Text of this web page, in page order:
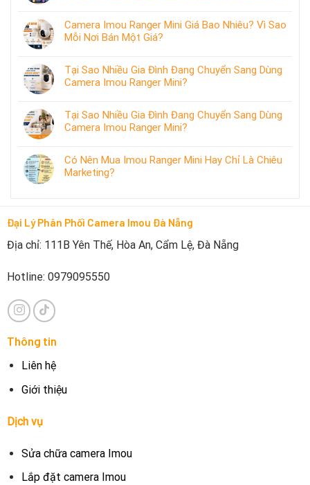
Camera Imou Ranger Mini Giá Bao Nhiêu? Vì Sao
Mỗi Nơi Bán Một Giá?
Tại Sao Nhiều Gia Đình Đang Chuyển Sang Dùng
Camera Imou Ranger Mini?
Tại Sao Nhiều Gia Đình Đang Chuyển Sang Dùng
Camera Imou Ranger Mini?
Có Nên Mua Imou Ranger Mini Hay Chỉ Là Chiêu
Marketing?
Đại Lý Phân Phối Camera Imou Đà Nẵng
Địa chỉ: 111B Yên Thế, Hòa An, Cẩm Lệ, Đà Nẵng
Hotline: 0979095550
Thông tin
Liên hệ
Giới thiệu
Dịch vụ
Sửa chữa camera Imou
Lắp đặt camera Imou